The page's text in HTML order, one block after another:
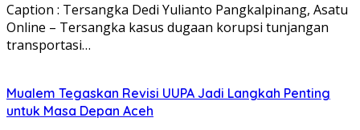
Caption : Tersangka Dedi Yulianto Pangkalpinang, Asatu
Online – Tersangka kasus dugaan korupsi tunjangan
transportasi…
Mualem Tegaskan Revisi UUPA Jadi Langkah Penting
untuk Masa Depan Aceh